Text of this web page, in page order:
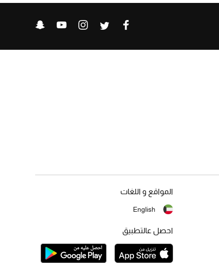
المواقع و اللغات
English
احصل عالتطبيق